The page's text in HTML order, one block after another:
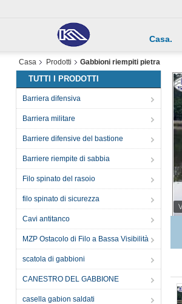
Casa.
Casa Prodotti Gabbioni riempiti pietra
TUTTI I PRODOTTI
Barriera difensiva
Barriera militare
Barriere difensive del bastione
Barriere riempite di sabbia
Filo spinato del rasoio
filo spinato di sicurezza
Cavi antitanco
MZP Ostacolo di Filo a Bassa Visibilità
scatola di gabbioni
CANESTRO DEL GABBIONE
casella gabion saldati